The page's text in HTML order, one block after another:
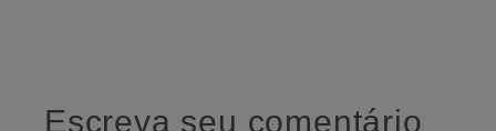
Escreva seu comentário